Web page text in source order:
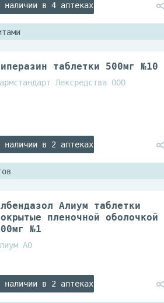
наличии в 4 аптеках
таблетки 500мг №10
Лексредства ООО
наличии в 2 аптеках
Алиум таблетки
пленочной оболочкой
№1
АО
наличии в 2 аптеках